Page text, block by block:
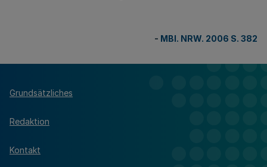
- MBl. NRW. 2006 S. 382
Grundsätzliches
Redaktion
Kontakt